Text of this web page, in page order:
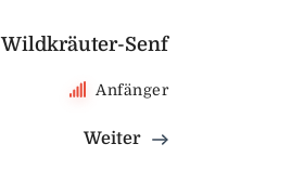
Wildkräuter-Senf
Anfänger
Weiter